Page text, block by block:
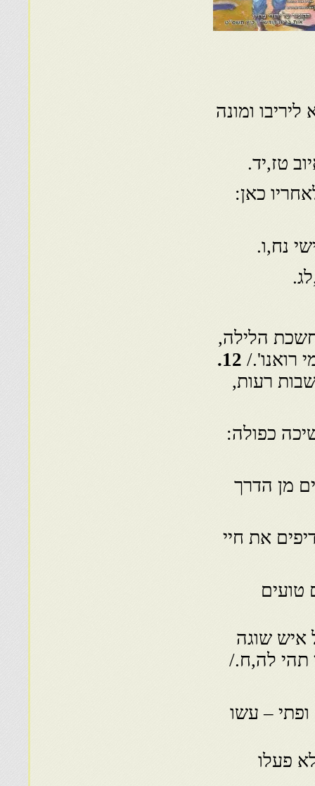
ומונה
טז,יד.
כאן:
נח,ו.
הלילה,
רואנו'./
רעות,
כפולה:
מן הדרך
את חיי
איש שוגה
תהי לה,ח./
– עשו
פעלו